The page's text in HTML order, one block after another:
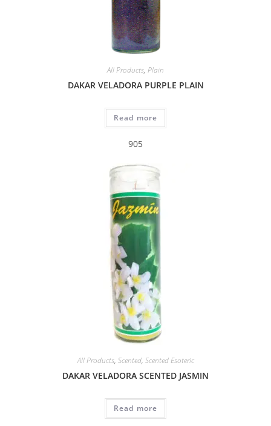
All Products, Plain
DAKAR VELADORA PURPLE PLAIN
Read more
905
All Products, Scented, Scented Esoteric
DAKAR VELADORA SCENTED JASMIN
Read more